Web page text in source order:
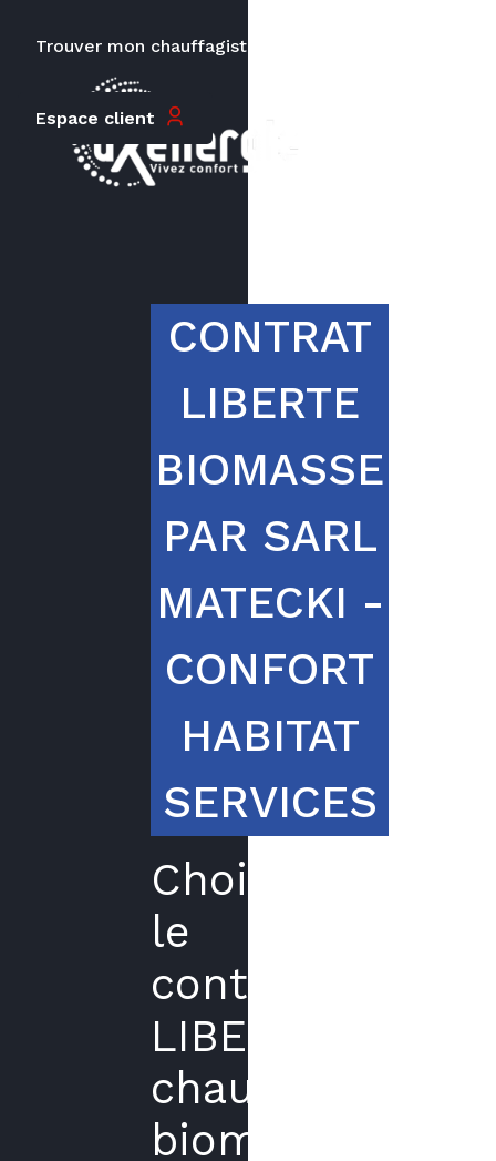
Trouver mon chauffagiste
Espace client
CONTRAT
LIBERTE
BIOMASSE
PAR SARL
MATECKI -
CONFORT
HABITAT
SERVICES
Choisir
le
contrat
LIBERTE
chaudière
biomasse